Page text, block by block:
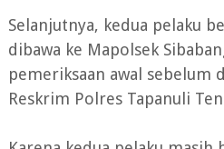
Selanjutnya, kedua pelaku
dibawa ke Mapolsek
pemeriksaan awal sebelum
Reskrim Polres Tapanuli